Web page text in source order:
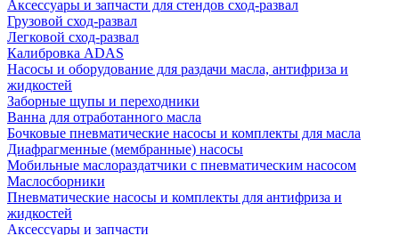
Аксессуары и запчасти для стендов сход-развал
Грузовой сход-развал
Легковой сход-развал
Калибровка ADAS
Насосы и оборудование для раздачи масла, антифриза и
жидкостей
Заборные щупы и переходники
Ванна для отработанного масла
Бочковые пневматические насосы и комплекты для масла
Диафрагменные (мембранные) насосы
Мобильные маслораздатчики с пневматическим насосом
Маслосборники
Пневматические насосы и комплекты для антифриза и
жидкостей
Аксессуары и запчасти